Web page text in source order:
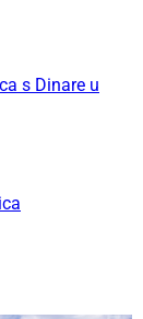
s Dinare u